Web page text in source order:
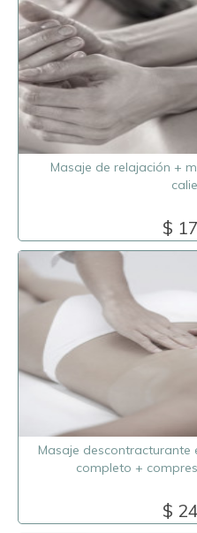
Masaje de relajación +
$
Masaje
completo +
$